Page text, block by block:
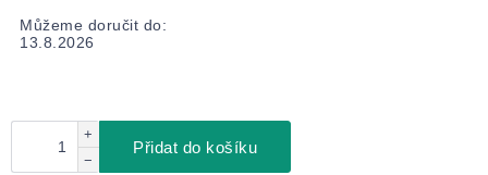
Můžeme doručit do:
13.8.2026
+
−
Přidat do košíku